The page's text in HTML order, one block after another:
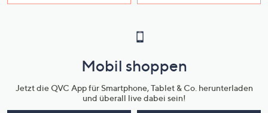
Mobil shoppen
Jetzt die QVC App für Smartphone, Tablet & Co. herunterladen
und überall live dabei sein!